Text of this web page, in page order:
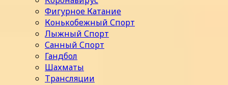
Фигурное Катание
Конькобежный Спорт
Лыжный Спорт
Санный Спорт
Гандбол
Шахматы
Трансляции